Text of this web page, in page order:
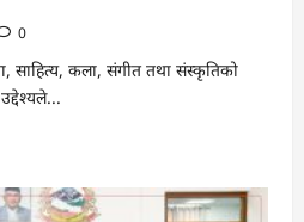
0
साहित्य, कला, संगीत तथा संस्कृतिको
उद्देश्यले...